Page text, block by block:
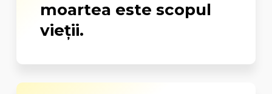
moartea este scopul
vieții.